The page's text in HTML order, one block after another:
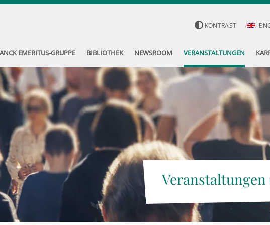
KONTRAST
EMERITUS-GRUPPE BIBLIOTHEK NEWSROOM VERANSTALTUNGEN